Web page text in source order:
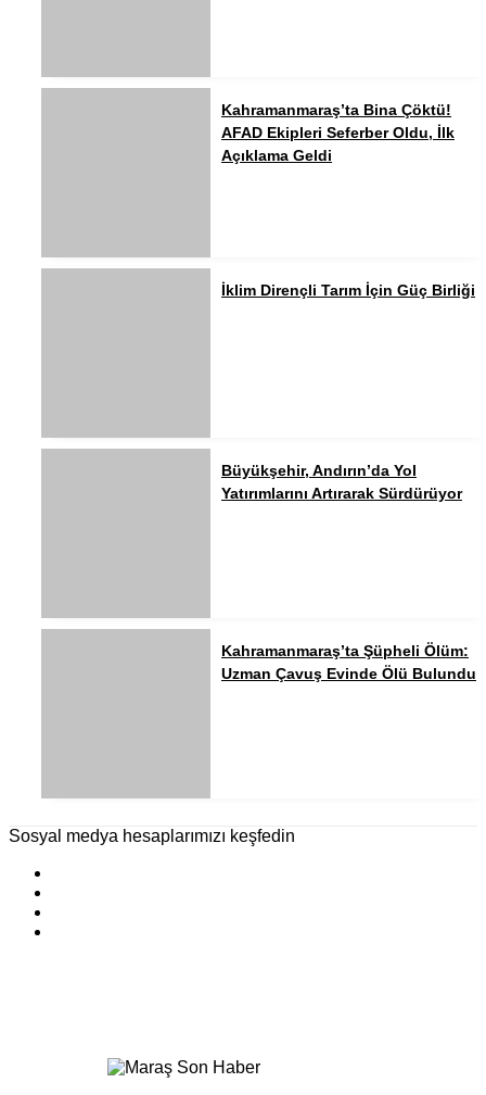
Kahramanmaraş’ta Bina Çöktü!
AFAD Ekipleri Seferber Oldu, İlk
Açıklama Geldi
İklim Dirençli Tarım İçin Güç Birliği
Büyükşehir, Andırın’da Yol
Yatırımlarını Artırarak Sürdürüyor
Kahramanmaraş’ta Şüpheli Ölüm:
Uzman Çavuş Evinde Ölü Bulundu
Sosyal medya hesaplarımızı keşfedin